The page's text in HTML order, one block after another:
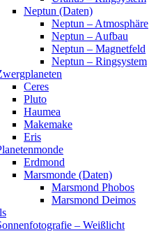
Neptun (Daten)
Neptun – Atmosphäre
Neptun – Aufbau
Neptun – Magnetfeld
Neptun – Ringsystem
Ceres
Pluto
Haumea
Makemake
Eris
Erdmond
Marsmonde (Daten)
Marsmond Phobos
Marsmond Deimos
– Weißlicht